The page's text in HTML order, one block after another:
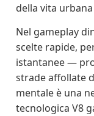
della vita
Nel gameplay
scelte rapide,
istantanee —
strade affollate
mentale è una
tecnologica V8